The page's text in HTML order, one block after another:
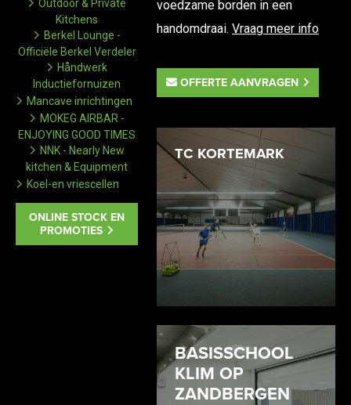
Outdoor & Private
Kitchens
Berkel Lounge -
Officiële Berkel Verdeler
Håndwerk
Inductiefornuizen
Mancave inrichtingen
MOKEG AIRBAR -
ENJOYING GOOD TIMES
NNK - Nearly New
kitchen & Equipment
Koel-en vriescellen
ONLINE STOCK EN
PROMOTIES
voedzame borden in een
handomdraai. Vraag meer info
OFFERTE AANVRAGEN
TC KORTEMARK
BASISSCHOOL
KLIM OP
ZANDBERGEN